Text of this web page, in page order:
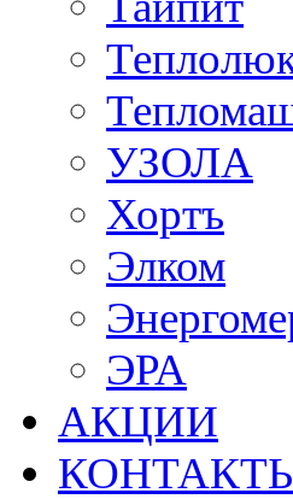
УЗОЛА
Хортъ
Элком
ЭРА
АКЦИИ